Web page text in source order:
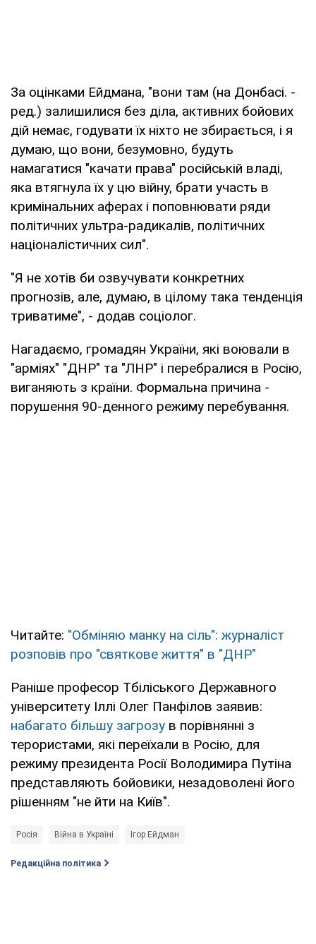
За оцінками Ейдмана, "вони там (на Донбасі. -
ред.) залишилися без діла, активних бойових
дій немає, годувати їх ніхто не збирається, і я
думаю, що вони, безумовно, будуть
намагатися "качати права" російській владі,
яка втягнула їх у цю війну, брати участь в
кримінальних аферах і поповнювати ряди
політичних ультра-радикалів, політичних
націоналістичних сил".
"Я не хотів би озвучувати конкретних
прогнозів, але, думаю, в цілому така тенденція
триватиме", - додав соціолог.
Нагадаємо, громадян України, які воювали в
"арміях" "ДНР" та "ЛНР" і перебралися в Росію,
виганяють з країни. Формальна причина -
порушення 90-денного режиму перебування.
Читайте: "Обміняю манку на сіль": журналіст
розповів про "святкове життя" в "ДНР"
Раніше професор Тбіліського Державного
університету Іллі Олег Панфілов заявив:
набагато більшу загрозу в порівнянні з
терористами, які переїхали в Росію, для
режиму президента Росії Володимира Путіна
представляють бойовики, незадоволені його
рішенням "не йти на Київ".
Росія Війна в Україні Ігор Ейдман
Редакційна політика